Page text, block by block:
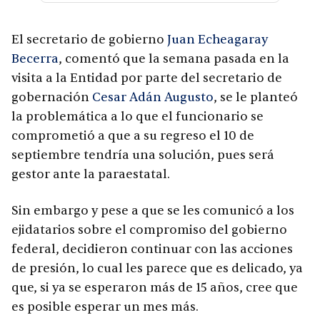
El secretario de gobierno Juan Echeagaray
Becerra, comentó que la semana pasada en la
visita a la Entidad por parte del secretario de
gobernación Cesar Adán Augusto, se le planteó
la problemática a lo que el funcionario se
comprometió a que a su regreso el 10 de
septiembre tendría una solución, pues será
gestor ante la paraestatal.
Sin embargo y pese a que se les comunicó a los
ejidatarios sobre el compromiso del gobierno
federal, decidieron continuar con las acciones
de presión, lo cual les parece que es delicado, ya
que, si ya se esperaron más de 15 años, cree que
es posible esperar un mes más.